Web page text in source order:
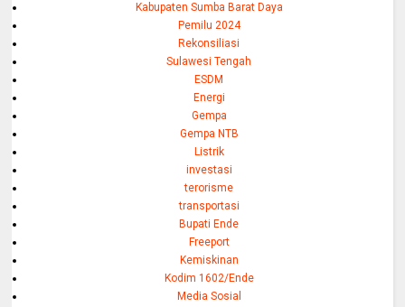
Kabupaten Sumba Barat Daya
Pemilu 2024
Rekonsiliasi
Sulawesi Tengah
ESDM
Energi
Gempa
Gempa NTB
Listrik
investasi
terorisme
transportasi
Bupati Ende
Freeport
Kemiskinan
Kodim 1602/Ende
Media Sosial